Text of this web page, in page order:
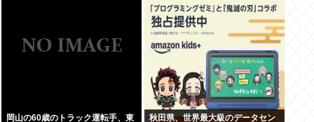
岡山の60歳のトラック運転手、東
秋田県、世界最大級のデータセン